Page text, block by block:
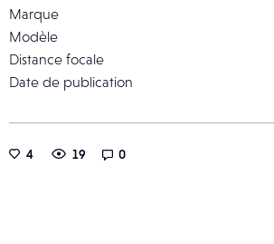
Marque
Modèle
Distance focale
Date de publication
4 19 0